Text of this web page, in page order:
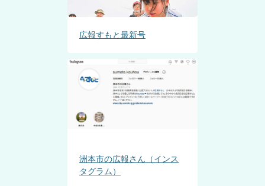
広報すもと最新号
洲本市の広報さん（インス
タグラム）